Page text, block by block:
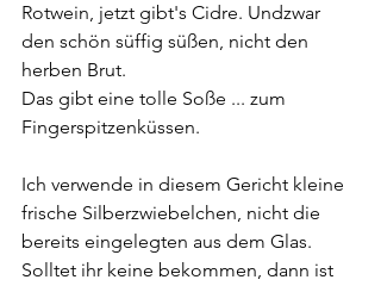
Rotwein, jetzt gibt's Cidre. Undzwar
den schön süffig süßen, nicht den
herben Brut.
Das gibt eine tolle Soße ... zum
Fingerspitzenküssen.
Ich verwende in diesem Gericht kleine
frische Silberzwiebelchen, nicht die
bereits eingelegten aus dem Glas.
Solltet ihr keine bekommen, dann ist